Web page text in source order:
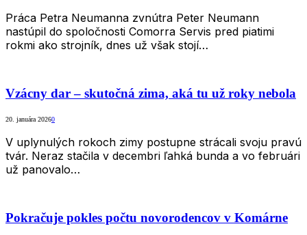
Práca Petra Neumanna zvnútra Peter Neumann
nastúpil do spoločnosti Comorra Servis pred piatimi
rokmi ako strojník, dnes už však stojí…
Vzácny dar – skutočná zima, aká tu už roky nebola
20. januára 20260
V uplynulých rokoch zimy postupne strácali svoju pravú
tvár. Neraz stačila v decembri ľahká bunda a vo februári
už panovalo…
Pokračuje pokles počtu novorodencov v Komárne